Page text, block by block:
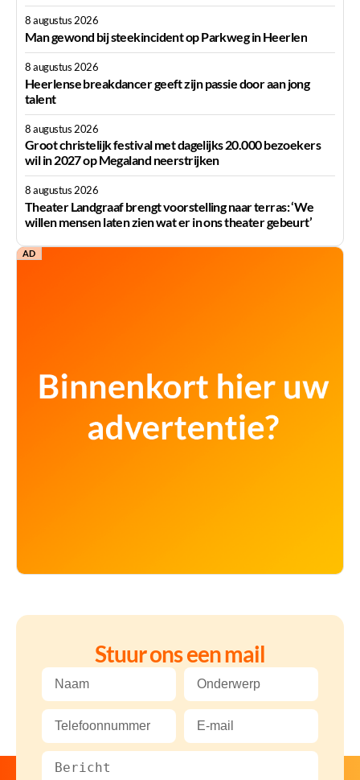
8 augustus 2026
Man gewond bij steekincident op Parkweg in Heerlen
8 augustus 2026
Heerlense breakdancer geeft zijn passie door aan jong
talent
8 augustus 2026
Groot christelijk festival met dagelijks 20.000 bezoekers
wil in 2027 op Megaland neerstrijken
8 augustus 2026
Theater Landgraaf brengt voorstelling naar terras: ‘We
willen mensen laten zien wat er in ons theater gebeurt’
AD
Stuur ons een mail